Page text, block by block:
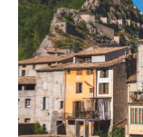
ses ruelles
rampe fortifiée
défensive et la vie